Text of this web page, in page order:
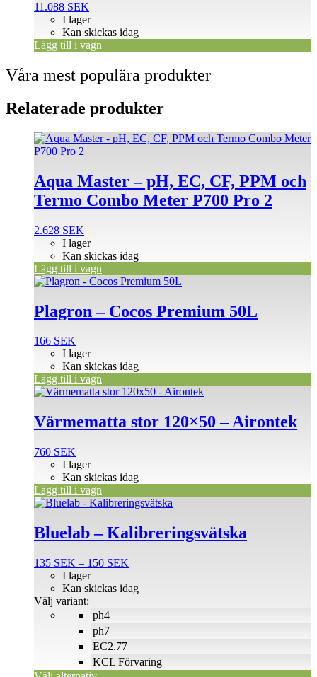
11.088 SEK
I lager
Kan skickas idag
Lägg till i vagn
Våra mest populära produkter
Relaterade produkter
Aqua Master – pH, EC, CF, PPM och
Termo Combo Meter P700 Pro 2
2.628 SEK
I lager
Kan skickas idag
Lägg till i vagn
Plagron – Cocos Premium 50L
166 SEK
I lager
Kan skickas idag
Lägg till i vagn
Värmematta stor 120×50 – Airontek
760 SEK
I lager
Kan skickas idag
Lägg till i vagn
Bluelab – Kalibreringsvätska
135 SEK – 150 SEK
till
ph4
ph7
EC2.77
KCL Förvaring
I lager
Kan skickas idag
Välj variant:
Den
produkten
har
varianter.
olika
alternativen